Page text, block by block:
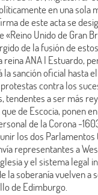
en una sola
de este acta se
«Reino Unido de Gran
de la fusión de
reina ANA I Estuardo,
sanción oficial hasta el
contra los
tendentes a ser más
de Escocia, ponen
de la Corona -
los dos Parlamentos
representantes a
y el sistema legal
la soberanía vuelven a
de Edimburgo.